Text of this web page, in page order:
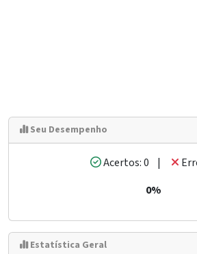
Seu Desempenho
Acertos: 0 |
0%
Estatística Geral